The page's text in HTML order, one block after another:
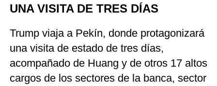
UNA VISITA DE TRES DÍAS
Trump viaja a Pekín, donde protagonizará
una visita de estado de tres días,
acompañado de Huang y de otros 17 altos
cargos de los sectores de la banca, sector